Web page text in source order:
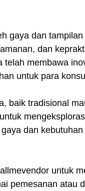
gaya dan
dan
membawa
untuk para
baik tradisional
dan
untuk
pemesanan atau